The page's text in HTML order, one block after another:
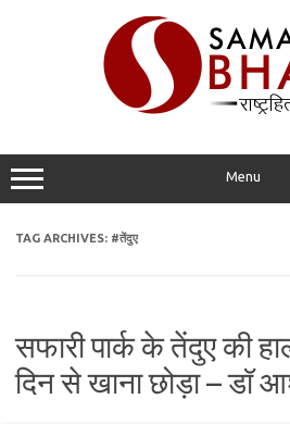
Menu
TAG ARCHIVES: #तेंदुए
सफारी पार्क के तेंदुए की
दिन से खाना छोड़ा – डॉ